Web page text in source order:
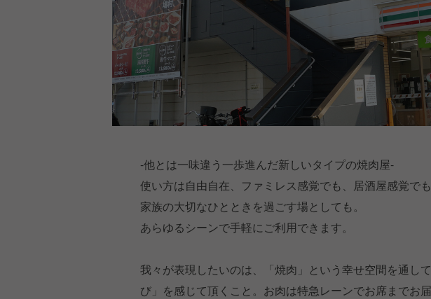
-他とは一味違う一歩進んだ新しいタイプの焼肉屋-
使い方は自由自在、ファミレス感覚でも、居酒屋感覚でも
家族の大切なひとときを過ごす場としても。
あらゆるシーンで手軽にご利用できます。
我々が表現したいのは、「焼肉」という幸せ空間を通し
び」を感じて頂くこと。お肉は特急レーンでお席までお